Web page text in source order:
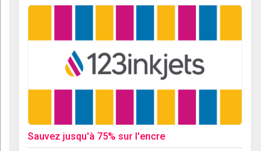
Sauvez jusqu'à 75% sur l'encre